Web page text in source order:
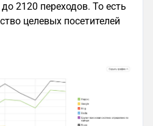
2120 переходов. То есть
целевых посетителей